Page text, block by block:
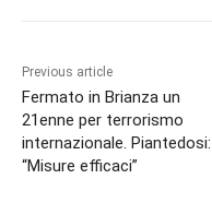
Previous article
Fermato in Brianza un
21enne per terrorismo
internazionale. Piantedosi:
“Misure efficaci”